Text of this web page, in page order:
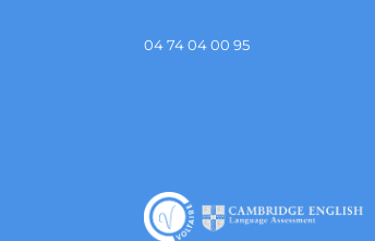
04 74 04 00 95